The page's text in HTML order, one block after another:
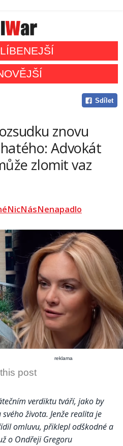
Sdílet
znovu
Advokát
zlomit vaz
reklama
post
verdiktu tváří, jako by
života. Jenže realita je
omluvu, přiklepl odškodné a
o Ondřeji Gregoru